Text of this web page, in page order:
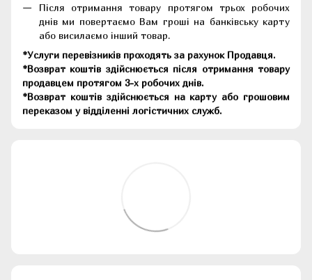
Після отримання товару протягом трьох робочих
днів ми повертаємо Вам гроші на банківську карту
або висилаємо інший товар.
*Услуги перевізників проходять за рахунок Продавця.
*Возврат коштів здійснюється після отримання товару
продавцем протягом 3-х робочих днів.
*Возврат коштів здійснюється на карту або грошовим
переказом у відділенні логістичних служб.